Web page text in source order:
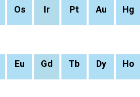
Os Ir Pt Au Hg
Eu Gd Tb Dy Ho